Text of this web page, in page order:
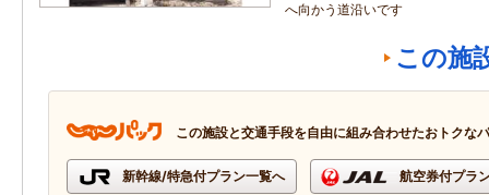
へ向かう道沿いです
この施
この施設と交通手段を自由に組み合わせたおトクな
新幹線/特急付プラン一覧へ 航空券付プラ